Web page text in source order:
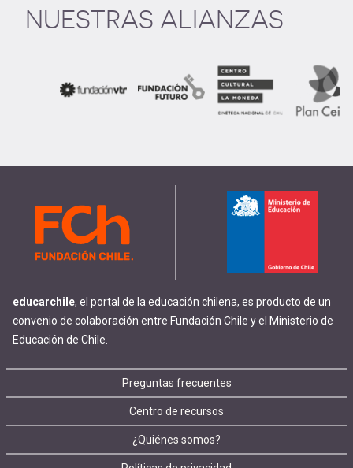
NUESTRAS ALIANZAS
educarchile, el portal de la educación chilena, es producto de un
convenio de colaboración entre Fundación Chile y el Ministerio de
Educación de Chile.
Footer
menu
Preguntas frecuentes
Centro de recursos
¿Quiénes somos?